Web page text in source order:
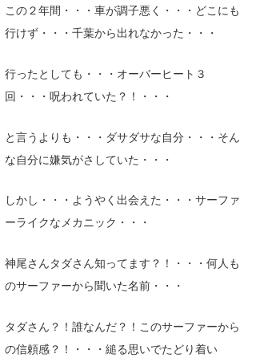
この２年間・・・車が調子悪く・・・どこにも
行けず・・・千葉から出れなかった・・・
行ったとしても・・・オーバーヒート３
回・・・呪われていた？！・・・
と言うよりも・・・ダサダサな自分・・・そん
な自分に嫌気がさしていた・・・
しかし・・・ようやく出会えた・・・サーファ
ーライクなメカニック・・・
神尾さんタダさん知ってます？！・・・何人も
のサーファーから聞いた名前・・・
タダさん？！誰なんだ？！このサーファーから
の信頼感？！・・・縋る思いでたどり着い
Yasunari Inoue
arukasvision
CBA Films
メディア
Colors MAGAZINE
福島寿実子
嵯峨明日香
田原啓江
NOBUFUKU
大野”MAR”修聖
喜納海人
波伝説スタッフ
+☆maki☆+
chan-U
G◎Da
KID